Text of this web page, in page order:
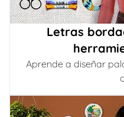
Letras
Aprende a diseñar